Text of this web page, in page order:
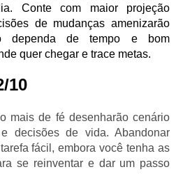
Conte com maior projeção
de mudanças amenizarão
dependa de tempo e bom
quer chegar e trace metas.
10
mais de fé desenharão cenário
decisões de vida. Abandonar
fácil, embora você tenha as
se reinventar e dar um passo